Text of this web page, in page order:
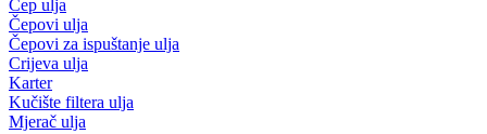
Čep ulja
Čepovi ulja
Čepovi za ispuštanje ulja
Crijeva ulja
Karter
Kučište filtera ulja
Mjerač ulja